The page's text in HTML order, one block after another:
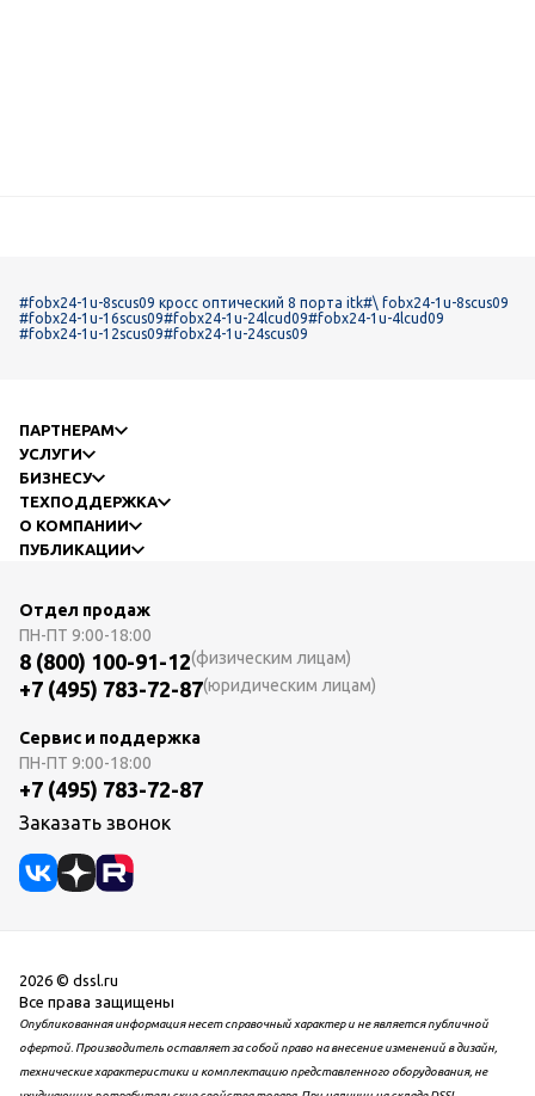
#fobx24-1u-8scus09 кросс оптический 8 порта itk#\ fobx24-1u-8scus09
#fobx24-1u-16scus09#fobx24-1u-24lcud09#fobx24-1u-4lcud09
#fobx24-1u-12scus09#fobx24-1u-24scus09
ПАРТНЕРАМ
УСЛУГИ
БИЗНЕСУ
ТЕХПОДДЕРЖКА
О КОМПАНИИ
ПУБЛИКАЦИИ
Отдел продаж
ПН-ПТ 9:00-18:00
8 (800) 100-91-12(физическим лицам)
+7 (495) 783-72-87(юридическим лицам)
Сервис и поддержка
ПН-ПТ 9:00-18:00
+7 (495) 783-72-87
Заказать звонок
2026 © dssl.ru
Все права защищены
Опубликованная информация несет справочный характер и не является публичной
офертой. Производитель оставляет за собой право на внесение изменений в дизайн,
технические характеристики и комплектацию представленного оборудования, не